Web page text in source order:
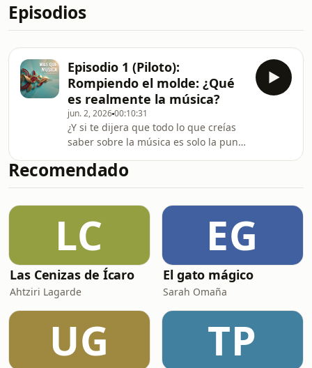
Episodios
Episodio 1 (Piloto):
Rompiendo el molde: ¿Qué
es realmente la música?
jun. 2, 202600:10:31
¿Y si te dijera que todo lo que creías
saber sobre la música es solo la punta
piloto, Daniel García te da la
bienvenida a Más que música, un
las partituras y los escenarios.Hoy nos
despojamos de las definiciones
tradicionales para explorar la música
desde su verdadera esencia: como un
lenguaje universal que moldea
nuestra me
Recomendado
LC
Las Cenizas de Ícaro
Ahtziri Lagarde
EG
El gato mágico
Sarah Omaña
UG TP